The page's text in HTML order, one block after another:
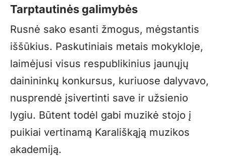
Tarptautinės galimybės
Rusnė sako esanti žmogus, mėgstantis
iššūkius. Paskutiniais metais mokykloje,
laimėjusi visus respublikinius jaunųjų
dainininkų konkursus, kuriuose dalyvavo,
nusprendė įsivertinti save ir užsienio
lygiu. Būtent todėl gabi muzikė stojo į
puikiai vertinamą Karališkąją muzikos
akademiją.